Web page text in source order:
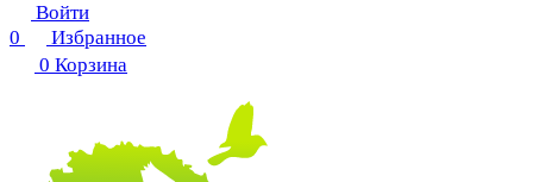
Войти
0
Избранное
0 Корзина